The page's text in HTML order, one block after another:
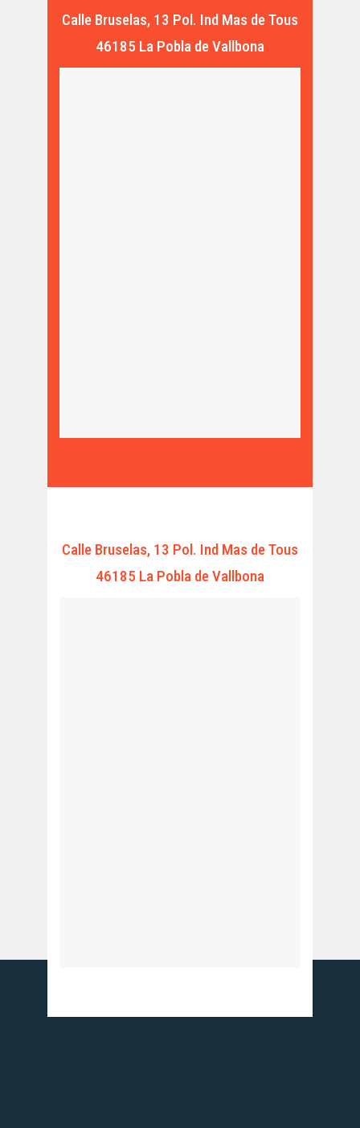
Calle Bruselas, 13 Pol. Ind Mas de Tous
46185 La Pobla de Vallbona
Calle Bruselas, 13 Pol. Ind Mas de Tous
46185 La Pobla de Vallbona